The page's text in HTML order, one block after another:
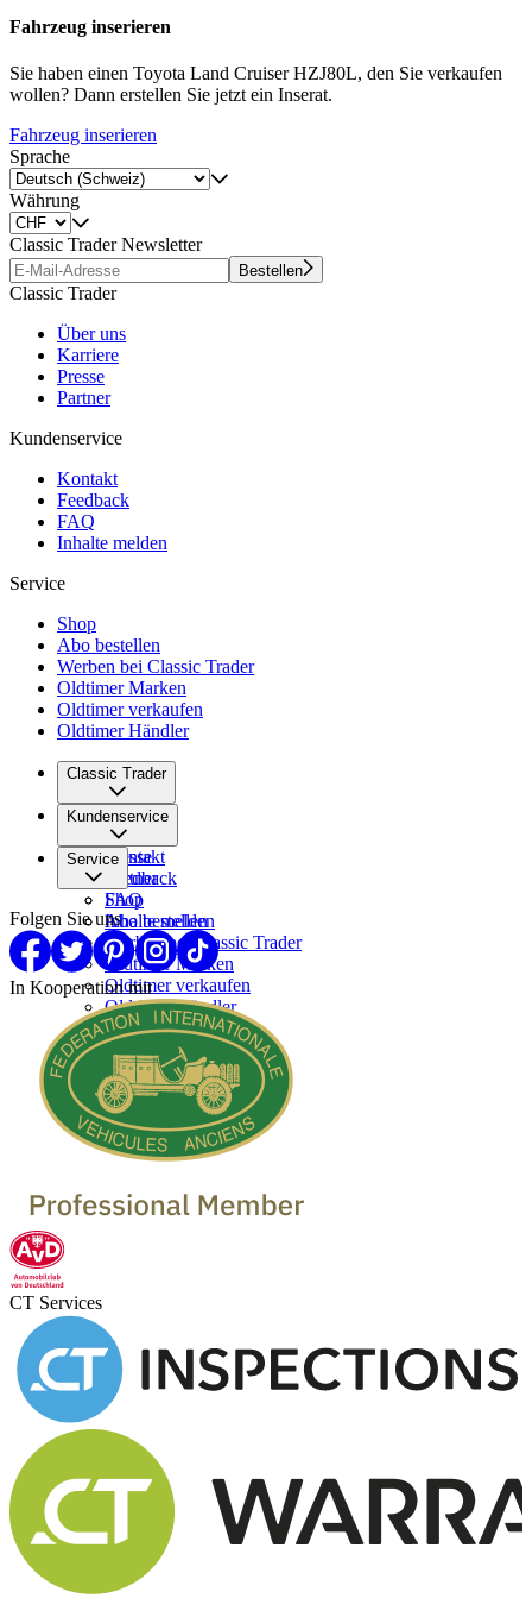
Fahrzeug inserieren
Sie haben einen Toyota Land Cruiser HZJ80L, den Sie verkaufen
wollen? Dann erstellen Sie jetzt ein Inserat.
Fahrzeug inserieren
Sprache
Währung
Classic Trader Newsletter
Bestellen
Classic Trader
Über uns
Karriere
Presse
Partner
Kundenservice
Kontakt
Feedback
FAQ
Inhalte melden
Service
Shop
Abo bestellen
Werben bei Classic Trader
Oldtimer Marken
Oldtimer verkaufen
Oldtimer Händler
Classic Trader
Über uns
Karriere
Presse
Partner
Kundenservice
Kontakt
Feedback
FAQ
Inhalte melden
Service
Shop
Abo bestellen
Werben bei Classic Trader
Oldtimer Marken
Oldtimer verkaufen
Oldtimer Händler
Folgen Sie uns
In Kooperation mit
CT Services